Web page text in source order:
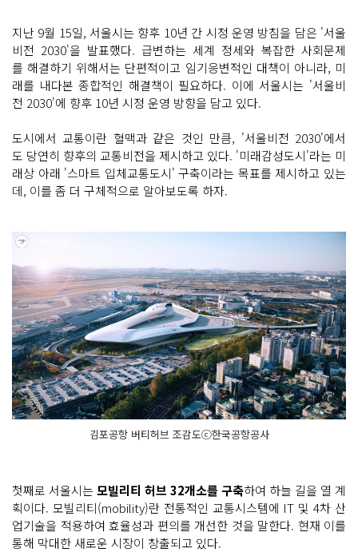
지난 9월 15일, 서울시는 향후 10년 간 시정 운영 방침을 담은 '서울
비전 2030'을 발표했다. 급변하는 세계 정세와 복잡한 사회문제
를 해결하기 위해서는 단편적이고 임기응변적인 대책이 아니라, 미
래를 내다본 종합적인 해결책이 필요하다. 이에 서울시는 '서울비
전 2030'에 향후 10년 시정 운영 방향을 담고 있다.
도시에서 교통이란 혈맥과 같은 것인 만큼, '서울비전 2030'에서
도 당연히 향후의 교통비전을 제시하고 있다. '미래감성도시'라는 미
래상 아래 '스마트 입체교통도시' 구축이라는 목표를 제시하고 있는
데, 이를 좀 더 구체적으로 알아보도록 하자.
김포공항 버티허브 조감도ⓒ한국공항공사
첫째로 서울시는 모빌리티 허브 32개소를 구축하여 하늘 길을 열 계
획이다. 모빌리티(mobility)란 전통적인 교통시스템에 IT 및 4차 산
업기술을 적용하여 효율성과 편의를 개선한 것을 말한다. 현재 이를
통해 막대한 새로운 시장이 창출되고 있다.